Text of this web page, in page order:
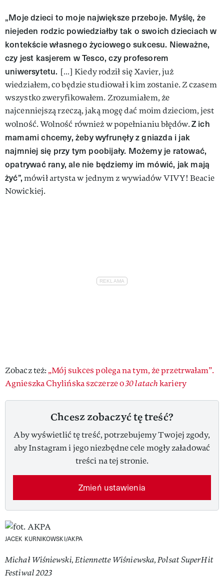
„Moje dzieci to moje największe przeboje. Myślę, że
niejeden rodzic powiedziałby tak o swoich dzieciach w
kontekście własnego życiowego sukcesu. Nieważne,
czy jest kasjerem w Tesco, czy profesorem
uniwersytetu. […] Kiedy rodził się Xavier, już
wiedziałem, co będzie studiował i kim zostanie. Z czasem
wszystko zweryfikowałem. Zrozumiałem, że
najcenniejszą rzeczą, jaką mogę dać moim dzieciom, jest
wolność. Wolność również w popełnianiu błędów.Z ich
mamami chcemy, żeby wyfrunęły z gniazda i jak
najmniej się przy tym poobijały. Możemy je ratować,
opatrywać rany, ale nie będziemy im mówić, jak mają
żyć”,mówił artysta w jednym z wywiadów VIVY! Beacie
Nowickiej.
Zobacz też: „Mój sukces polega na tym, że przetrwałam”.
Agnieszka Chylińska szczerze o30 latachkariery
Chcesz zobaczyć tę treść?
Aby wyświetlić tę treść, potrzebujemy Twojej zgody,
aby Instagram i jego niezbędne cele mogły załadować
treści na tej stronie.
Zmień ustawienia
JACEK KURNIKOWSKI/AKPA
Michał Wiśniewski, Etiennette Wiśniewska, Polsat SuperHit
Festiwal 2023